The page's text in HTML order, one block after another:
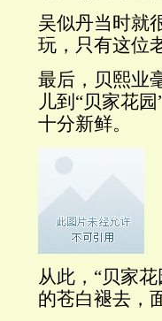
吴似丹当时就
玩，只有这位
最后，贝熙业
儿到“贝家花
十分新鲜。
从此，“贝家
的苍白褪去，